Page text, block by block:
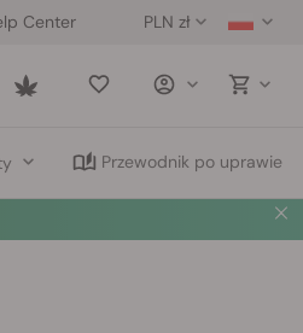
PLN zł
Center
Saved
Przewodnik po uprawie